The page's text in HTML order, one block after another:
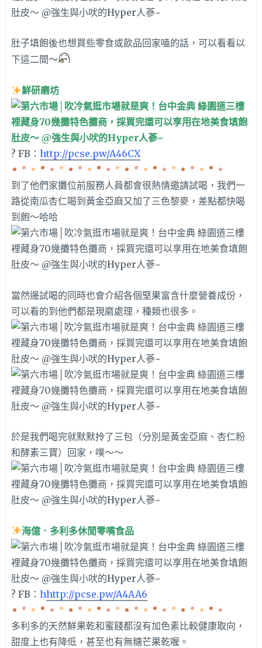
肚子填飽後也想買些零食或飲品回家嗑的話，可以看看以
下這二間～
鮮研磨坊
? FB： http://pcse.pw/A46CX
到了他們家攤位前服務人員都會很熱情邀請試喝，我們一
路從南瓜杏仁喝到黃金亞麻又加了三色黎麥，差點都快喝
到飽～哈哈
當然邊試喝的同時也會介紹各個堅果富含什麼營養成份，
可以看的到他們都是現磨處理，種類也很多。
於是我們喝完就默默拎了三包（分別是黃金亞麻、杏仁粉
和酵素三寶）回家，噗～～
海億．多利多休閒零嘴食品
? FB： hhttp://pcse.pw/A4AA6
多利多的天然鮮果乾和蜜餞都沒有加色素比較健康取向，
甜度上也有降低，甚至也有無糖芒果乾喔。